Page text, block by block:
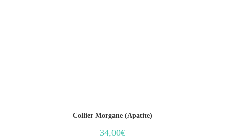
Collier Morgane (Apatite)
34,00€